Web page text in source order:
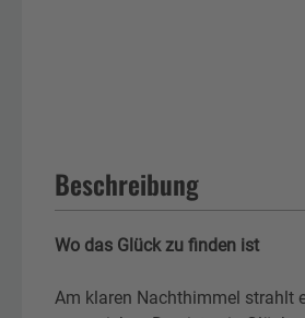
Beschreibung
Wo das Glück zu finden ist
Am klaren Nachthimmel strahlt